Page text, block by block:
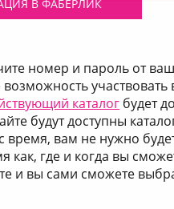
В ФАБЕРЛИК
номер и пароль от
каталог будет
будут доступны
вам не нужно
как, где и когда вы
и вы сами сможете